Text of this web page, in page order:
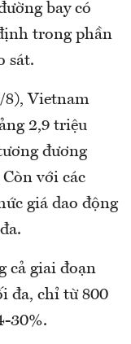
bay có
trong phần
sát.
8), Vietnam
2,9 triệu
đương
với các
giá dao động
cả giai đoạn
đa, chỉ từ 800
30%.